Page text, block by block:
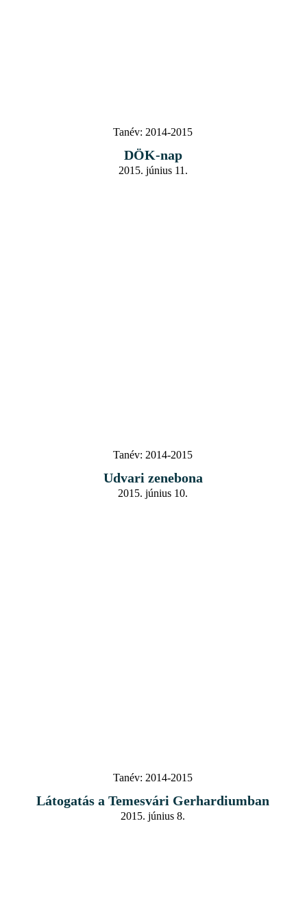
Tanév: 2014-2015
DÖK-nap
2015. június 11.
Tanév: 2014-2015
Udvari zenebona
2015. június 10.
Tanév: 2014-2015
Látogatás a Temesvári Gerhardiumban
2015. június 8.